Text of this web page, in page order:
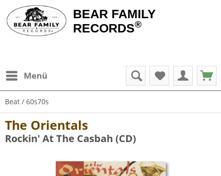
BEAR FAMILY
RECORDS®
Menü
Beat / 60s70s
The Orientals
Rockin' At The Casbah (CD)